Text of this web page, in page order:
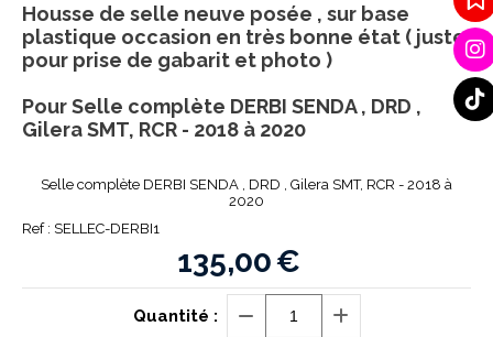
Selle complète DERBI SENDA , DRD , Gilera SMT, RCR - 2018 à
2020
Ref : SELLEC-DERBI1
135,00€
Quantité :
Housse de selle neuve posée , sur base
plastique occasion en très bonne état ( juste
pour prise de gabarit et photo )
Pour Selle complète DERBI SENDA , DRD ,
Gilera SMT, RCR - 2018 à 2020